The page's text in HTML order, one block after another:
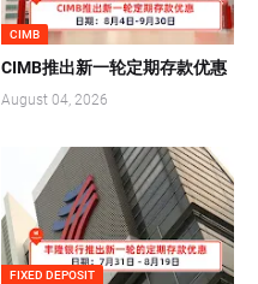
CIMB
CIMB推出新一轮定期存款优惠
August 04, 2026
FIXED DEPOSIT